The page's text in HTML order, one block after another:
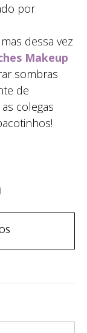
por
dessa vez
Makeup
sombras
de
colegas